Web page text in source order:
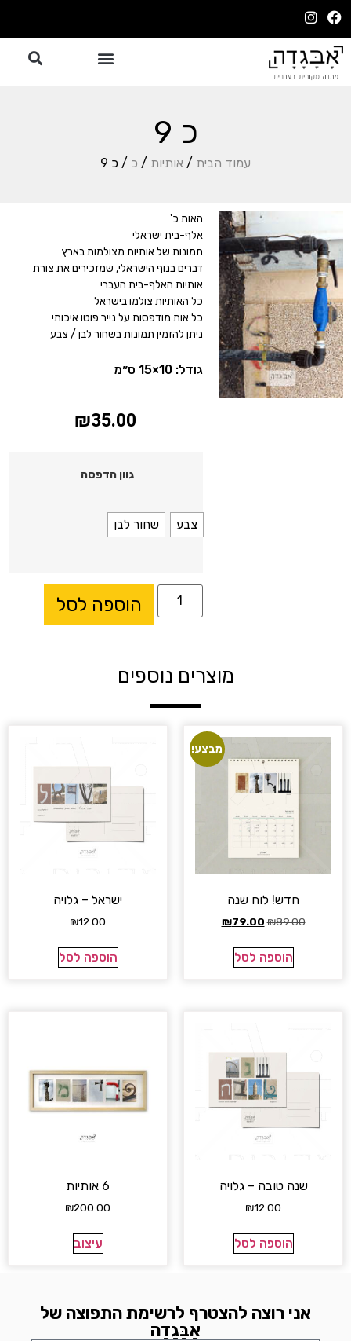
כ 9
עמוד הבית / אותיות / כ / כ 9
האות כ'
אלף-בית ישראלי
תמונות של אותיות מצולמות בארץ
דברים בנוף הישראלי, שמזכירים את צורת
אותיות האלף-בית העברי
כל האותיות צולמו בישראל
כל אות מודפסות על נייר פוטו איכותי
ניתן להזמין תמונות בשחור לבן / צבע
גודל: 10×15 ס״מ
₪35.00
גוון הדפסה
צבע שחור לבן
הוספה לסל
מוצרים נוספים
מבצע!
חדש! לוח שנה
₪89.00
₪79.00
הוספה לסל
ישראל – גלויה
₪12.00
הוספה לסל
שנה טובה – גלויה
₪12.00
הוספה לסל
6 אותיות
₪200.00
עיצוב
אני רוצה להצטרף לרשימת התפוצה של
אָבָּגָדָה